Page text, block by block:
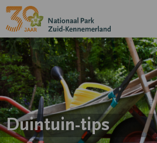
Duintuin-tips